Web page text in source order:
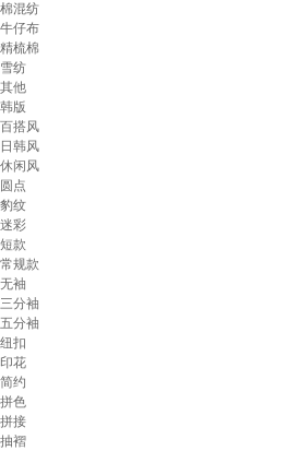
棉混纺
牛仔布
精梳棉
雪纺
其他
韩版
百搭风
日韩风
休闲风
圆点
豹纹
迷彩
短款
常规款
无袖
三分袖
五分袖
纽扣
印花
简约
拼色
拼接
抽褶